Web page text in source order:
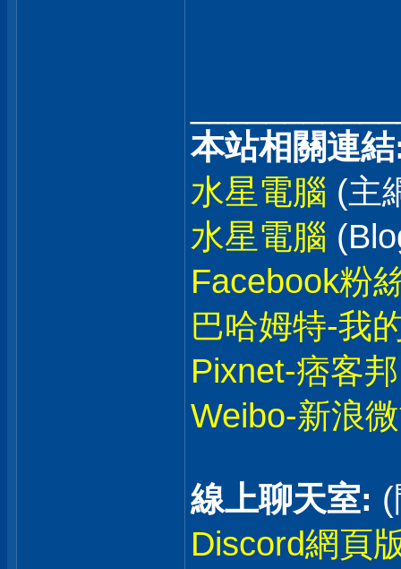
本站相關連
水星電腦 (主
水星電腦
Facebook粉
巴哈姆特-我
Pixnet-痞客邦
Weibo-新浪
線上聊天室:
Discord網頁